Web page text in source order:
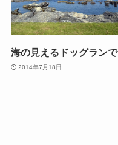
海の見えるドッグランで
2014年7月18日